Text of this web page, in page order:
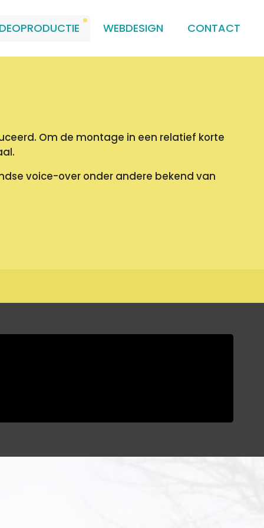
WEBDESIGN CONTACT
Om de montage in een relatief korte
voice-over onder andere bekend van